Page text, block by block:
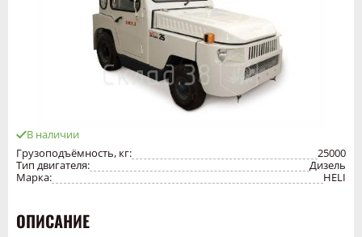
В наличии
Грузоподъёмность, кг:
25000
Тип двигателя:
Дизель
Марка:
HELI
ОПИСАНИЕ